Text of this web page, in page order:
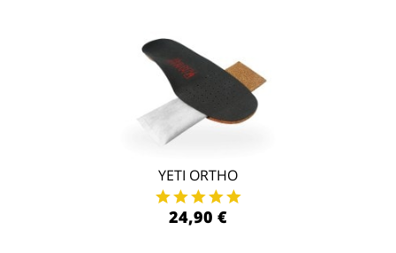
YETI ORTHO
24,90 €